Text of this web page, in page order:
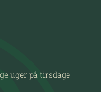
uger på tirsdage